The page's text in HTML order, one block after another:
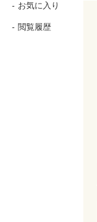
お気に入り
閲覧履歴